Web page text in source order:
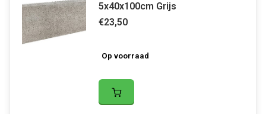
5x40x100cm Grijs
€23,50
Op voorraad